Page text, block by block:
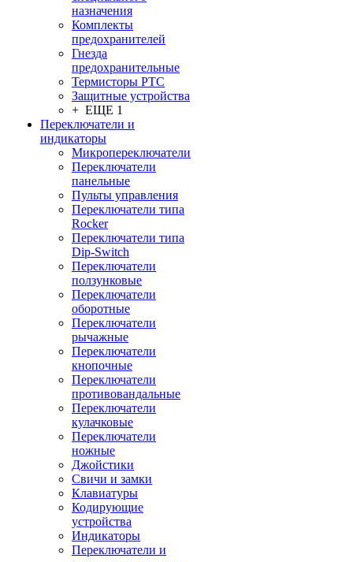
назначения
Комплекты
предохранителей
Гнезда
предохранительные
Термисторы PTC
Защитные устройства
+ ЕЩЕ 1
Переключатели и
индикаторы
Микропереключатели
Переключатели
панельные
Пульты управления
Переключатели типа
Rocker
Переключатели типа
Dip-Switch
Переключатели
ползунковые
Переключатели
оборотные
Переключатели
рычажные
Переключатели
кнопочные
Переключатели
противовандальные
Переключатели
кулачковые
Переключатели
ножные
Джойстики
Свичи и замки
Клавиатуры
Кодирующие
устройства
Индикаторы
Переключатели и